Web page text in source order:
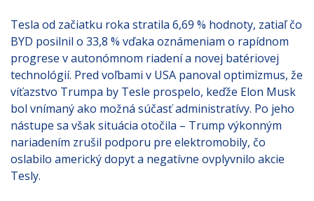
Tesla od začiatku roka stratila 6,69 % hodnoty, zatiaľ čo
BYD posilnil o 33,8 % vďaka oznámeniam o rapídnom
progrese v autonómnom riadení a novej batériovej
technológií. Pred voľbami v USA panoval optimizmus, že
víťazstvo Trumpa by Tesle prospelo, keďže Elon Musk
bol vnímaný ako možná súčasť administratívy. Po jeho
nástupe sa však situácia otočila – Trump výkonným
nariadením zrušil podporu pre elektromobily, čo
oslabilo americký dopyt a negatívne ovplyvnilo akcie
Tesly.